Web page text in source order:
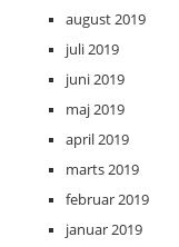
august 2019
juli 2019
juni 2019
maj 2019
april 2019
marts 2019
februar 2019
januar 2019